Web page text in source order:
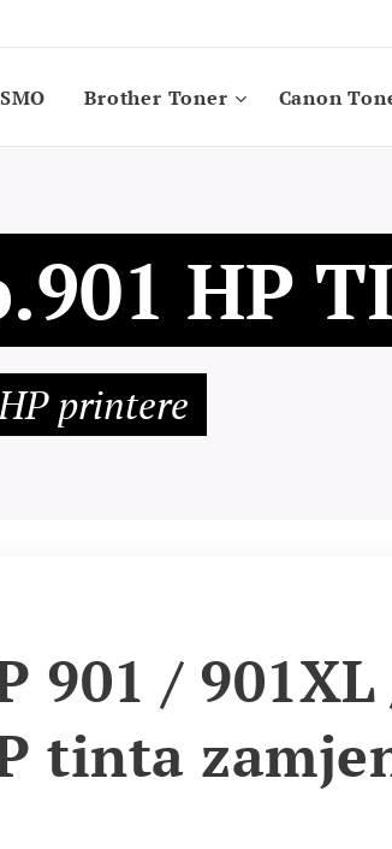
Brother Toner Canon
HP
printere
901 /
tinta